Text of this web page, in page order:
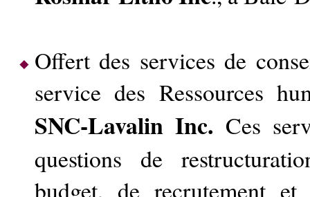
Offert des services de
service des Ressources
SNC-Lavalin Inc. Ces
questions de
budget, de recrutement